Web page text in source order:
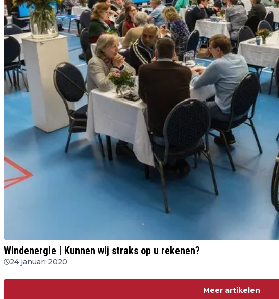
Windenergie | Kunnen wij straks op u rekenen?
24 januari 2020
Meer artikelen